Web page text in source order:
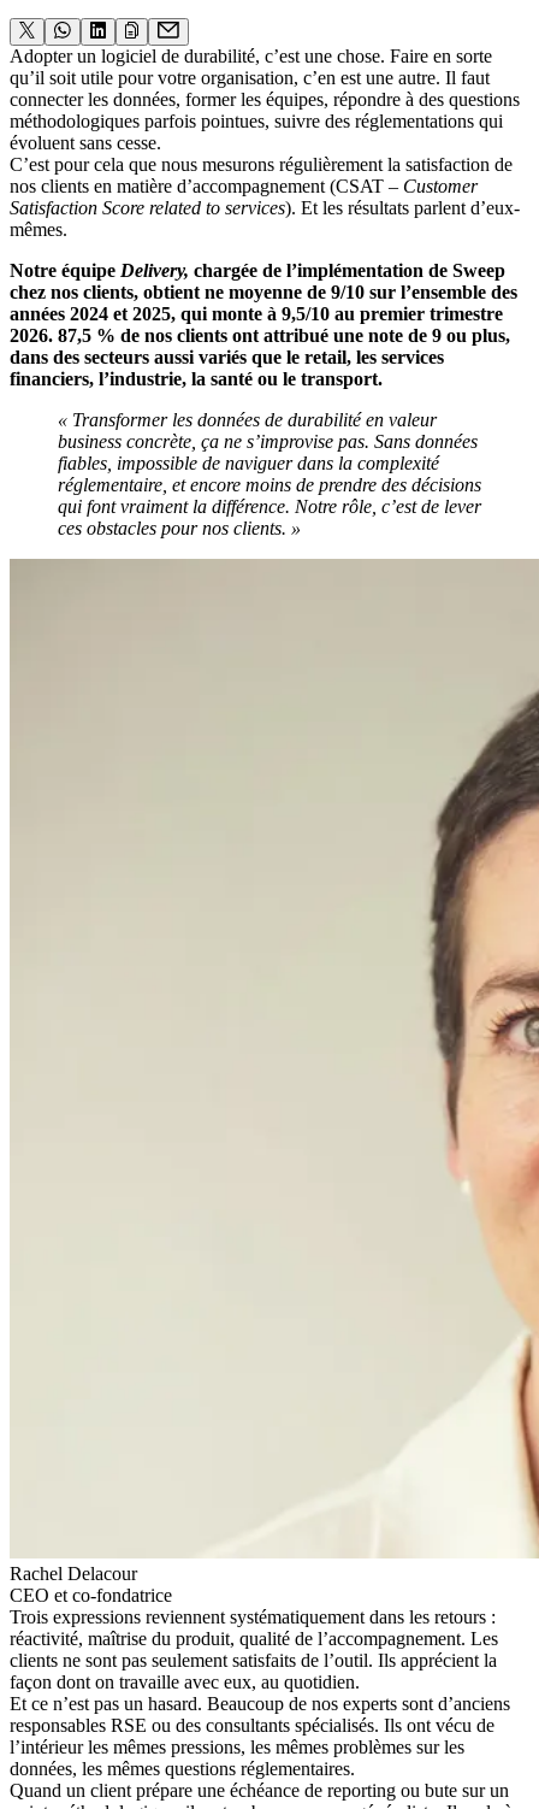
Adopter un logiciel de durabilité, c’est une chose. Faire en sorte
qu’il soit utile pour votre organisation, c’en est une autre. Il faut
connecter les données, former les équipes, répondre à des questions
méthodologiques parfois pointues, suivre des réglementations qui
évoluent sans cesse.
C’est pour cela que nous mesurons régulièrement la satisfaction de
nos clients en matière d’accompagnement (CSAT – Customer
Satisfaction Score related to services). Et les résultats parlent d’eux-
mêmes.
Notre équipe Delivery, chargée de l’implémentation de Sweep
chez nos clients, obtient ne moyenne de 9/10 sur l’ensemble des
années 2024 et 2025, qui monte à 9,5/10 au premier trimestre
2026. 87,5 % de nos clients ont attribué une note de 9 ou plus,
dans des secteurs aussi variés que le retail, les services
financiers, l’industrie, la santé ou le transport.
« Transformer les données de durabilité en valeur
business concrète, ça ne s’improvise pas. Sans données
fiables, impossible de naviguer dans la complexité
réglementaire, et encore moins de prendre des décisions
qui font vraiment la différence. Notre rôle, c’est de lever
ces obstacles pour nos clients. »
Rachel Delacour
CEO et co-fondatrice
Trois expressions reviennent systématiquement dans les retours :
réactivité, maîtrise du produit, qualité de l’accompagnement. Les
clients ne sont pas seulement satisfaits de l’outil. Ils apprécient la
façon dont on travaille avec eux, au quotidien.
Et ce n’est pas un hasard. Beaucoup de nos experts sont d’anciens
responsables RSE ou des consultants spécialisés. Ils ont vécu de
l’intérieur les mêmes pressions, les mêmes problèmes sur les
données, les mêmes questions réglementaires.
Quand un client prépare une échéance de reporting ou bute sur un